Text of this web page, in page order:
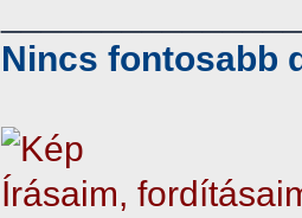
Nincs fontosabb
Írásaim,